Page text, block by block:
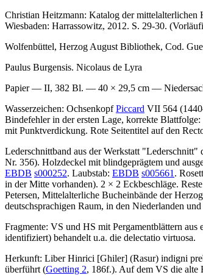
Christian Heitzmann: Katalog der mittelalterlichen
Wiesbaden: Harrassowitz, 2012. S. 29-30.
Wolfenbüttel, Herzog August Bibliothek, Cod.
Paulus Burgensis. Nicolaus de Lyra
Papier — II, 382 Bl. — 40 × 29,5 cm —
Wasserzeichen: OchsenkopfPiccard VII 564
Bindefehler in der ersten Lage, korrekte
mit Punktverdickung. Rote Seitentitel auf den
Lederschnittband aus der Werkstatt "Lederschnitt"
Nr. 356). Holzdeckel mit blindgeprägtem und
EBDB s000252. Laubstab: EBDB s005661 .
in der Mitte vorhanden). 2 × 2 Eckbeschläge.
Petersen, Mittelalterliche Bucheinbände der
deutschsprachigen Raum, in den Niederlanden
Fragmente: VS und HS mit Pergamentblättern
identifiziert) behandelt u.a. die delectatio virtuosa.
Herkunft: Liber Hinrici [Ghiler] (Rasur) indigni
überführt (Goetting 2, 186f.). Auf dem VS die alte